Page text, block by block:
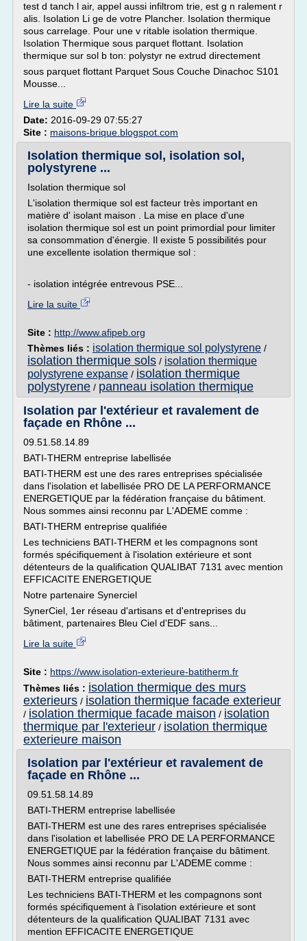
test d tanch l air, appel aussi infiltrom trie, est g n ralement r
alis. Isolation Li ge de votre Plancher. Isolation thermique
sous carrelage. Pour une v ritable isolation thermique.
Isolation Thermique sous parquet flottant. Isolation
thermique sur sol b ton: polystyr ne extrud directement
sous parquet flottant Parquet Sous Couche Dinachoc S101
Mousse...
Lire la suite
Date: 2016-09-29 07:55:27
Site : maisons-brique.blogspot.com
Isolation thermique sol, isolation sol,
polystyrene ...
Isolation thermique sol
L'isolation thermique sol est facteur très important en
matière d' isolant maison . La mise en place d'une
isolation thermique sol est un point primordial pour limiter
sa consommation d'énergie. Il existe 5 possibilités pour
une excellente isolation thermique sol :
- isolation intégrée entrevous PSE...
Lire la suite
Site : http://www.afipeb.org
Thèmes liés : isolation thermique sol polystyrene /
isolation thermique sols / isolation thermique
polystyrene expanse / isolation thermique
polystyrene / panneau isolation thermique
Isolation par l'extérieur et ravalement de
façade en Rhône ...
09.51.58.14.89
BATI-THERM entreprise labellisée
BATI-THERM est une des rares entreprises spécialisée
dans l'isolation et labellisée PRO DE LA PERFORMANCE
ENERGETIQUE par la fédération française du bâtiment.
Nous sommes ainsi reconnu par L'ADEME comme :
BATI-THERM entreprise qualifiée
Les techniciens BATI-THERM et les compagnons sont
formés spécifiquement à l'isolation extérieure et sont
détenteurs de la qualification QUALIBAT 7131 avec mention
EFFICACITE ENERGETIQUE
Notre partenaire Synerciel
SynerCiel, 1er réseau d'artisans et d'entreprises du
bâtiment, partenaires Bleu Ciel d'EDF sans...
Lire la suite
Site : https://www.isolation-exterieure-batitherm.fr
Thèmes liés : isolation thermique des murs
exterieurs / isolation thermique facade exterieur
/ isolation thermique facade maison / isolation
thermique par l'exterieur / isolation thermique
exterieure maison
Isolation par l'extérieur et ravalement de
façade en Rhône ...
09.51.58.14.89
BATI-THERM entreprise labellisée
BATI-THERM est une des rares entreprises spécialisée
dans l'isolation et labellisée PRO DE LA PERFORMANCE
ENERGETIQUE par la fédération française du bâtiment.
Nous sommes ainsi reconnu par L'ADEME comme :
BATI-THERM entreprise qualifiée
Les techniciens BATI-THERM et les compagnons sont
formés spécifiquement à l'isolation extérieure et sont
détenteurs de la qualification QUALIBAT 7131 avec
mention EFFICACITE ENERGETIQUE